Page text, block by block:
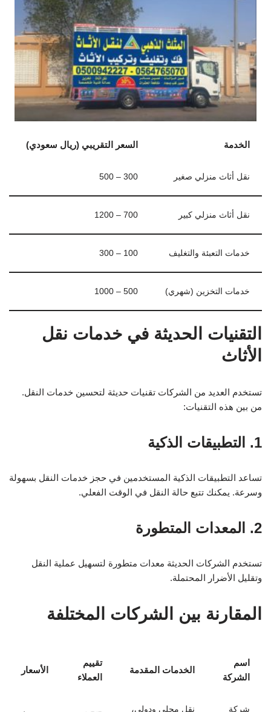
الخدمة السعر التقريبي (ريال سعودي)
نقل أثاث منزلي صغير 300 – 500
نقل أثاث منزلي كبير 700 – 1200
خدمات التعبئة والتغليف 100 – 300
خدمات التخزين (شهري) 500 – 1000
التقنيات الحديثة في خدمات نقل
الأثاث
تستخدم العديد من الشركات تقنيات حديثة لتحسين خدمات النقل.
من بين هذه التقنيات:
1. التطبيقات الذكية
تساعد التطبيقات الذكية المستخدمين في حجز خدمات النقل بسهولة
وسرعة. يمكنك تتبع حالة النقل في الوقت الفعلي.
2. المعدات المتطورة
تستخدم الشركات الحديثة معدات متطورة لتسهيل عملية النقل
وتقليل الأضرار المحتملة.
المقارنة بين الشركات المختلفة
اسم
الشركة
الخدمات المقدمة
تقييم
العملاء
الأسعار
شركة
نقل محلي ودولي،